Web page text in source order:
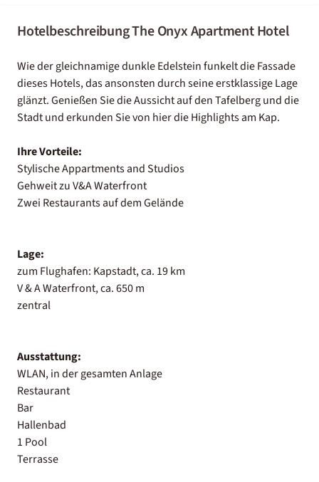
Hotelbeschreibung The Onyx Apartment Hotel
Wie der gleichnamige dunkle Edelstein funkelt die Fassade
dieses Hotels, das ansonsten durch seine erstklassige Lage
glänzt. Genießen Sie die Aussicht auf den Tafelberg und die
Stadt und erkunden Sie von hier die Highlights am Kap.
Ihre Vorteile:
Stylische Appartments and Studios
Gehweit zu V&A Waterfront
Zwei Restaurants auf dem Gelände
Lage:
zum Flughafen: Kapstadt, ca. 19 km
V & A Waterfront, ca. 650 m
zentral
Ausstattung:
WLAN, in der gesamten Anlage
Restaurant
Bar
Hallenbad
1 Pool
Terrasse